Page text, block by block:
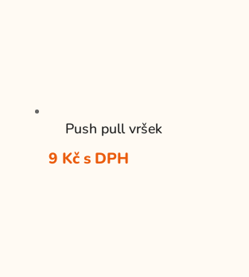
Push pull vršek
9 Kč s DPH